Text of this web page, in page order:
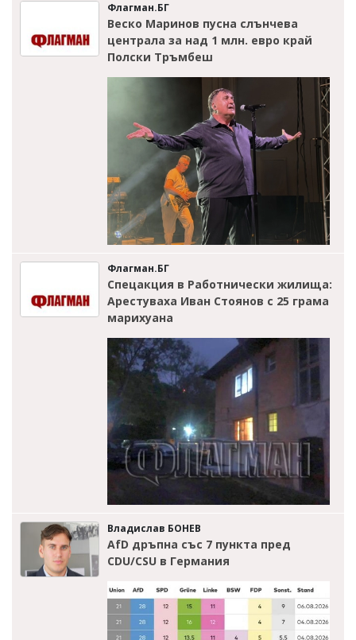
Флагман.БГ
Веско Маринов пусна слънчева
централа за над 1 млн. евро край
Полски Тръмбеш
Флагман.БГ
Спецакция в Работнически жилища:
Арестуваха Иван Стоянов с 25 грама
марихуана
Владислав БОНЕВ
AfD дръпна със 7 пункта пред
CDU/CSU в Германия